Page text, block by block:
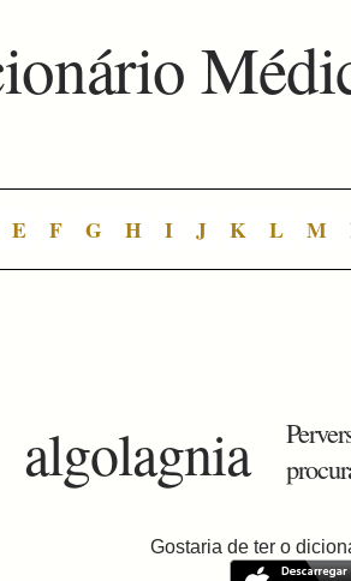
E F G H I J K L M
algolagnia
Gostaria de ter o